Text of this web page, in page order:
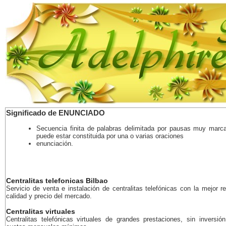
Significado de ENUNCIADO
Secuencia finita de palabras delimitada por pausas muy
puede estar constituida por una o varias oraciones
enunciación.
Centralitas telefonicas Bilbao
Servicio de venta e instalación de centralitas telefónicas con la mejor
calidad y precio del mercado.
Centralitas virtuales
Centralitas telefónicas virtuales de grandes prestaciones, sin